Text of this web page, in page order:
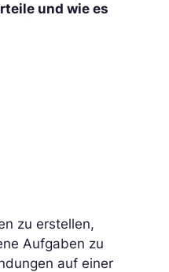
und wie es
zu erstellen,
Aufgaben zu
auf einer